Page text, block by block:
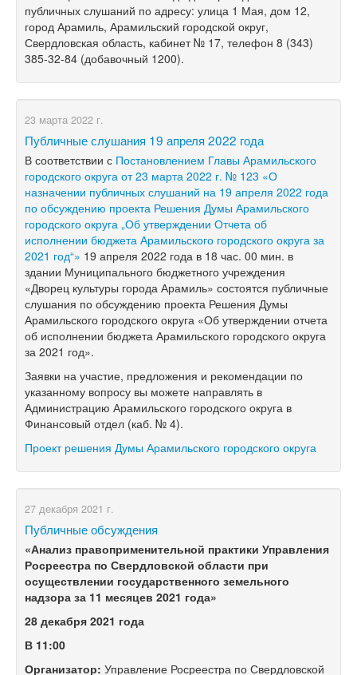
публичных слушаний по адресу: улица 1 Мая, дом 12,
город Арамиль, Арамильский городской округ,
Свердловская область, кабинет № 17, телефон 8 (343)
385-32-84 (добавочный 1200).
23 марта 2022 г.
Публичные слушания 19 апреля 2022 года
В соответствии с Постановлением Главы Арамильского
городского округа от 23 марта 2022 г. № 123 «О
назначении публичных слушаний на 19 апреля 2022 года
по обсуждению проекта Решения Думы Арамильского
городского округа „Об утверждении Отчета об
исполнении бюджета Арамильского городского округа за
2021 год“» 19 апреля 2022 года в 18 час. 00 мин. в
здании Муниципального бюджетного учреждения
«Дворец культуры города Арамиль» состоятся публичные
слушания по обсуждению проекта Решения Думы
Арамильского городского округа «Об утверждении отчета
об исполнении бюджета Арамильского городского округа
за 2021 год».
Заявки на участие, предложения и рекомендации по
указанному вопросу вы можете направлять в
Администрацию Арамильского городского округа в
Финансовый отдел (каб. № 4).
Проект решения Думы Арамильского городского округа
27 декабря 2021 г.
Публичные обсуждения
«Анализ правоприменительной практики Управления
Росреестра по Свердловской области при
осуществлении государственного земельного
надзора за 11 месяцев 2021 года»
28 декабря 2021 года
В 11:00
Организатор: Управление Росреестра по Свердловской